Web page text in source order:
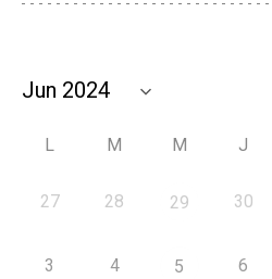
L M M J
27 28 29 30
3 4 5 6